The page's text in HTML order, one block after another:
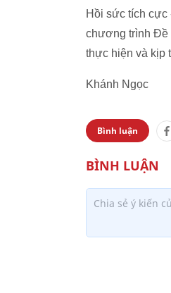
Hồi sức tích cực
chương trình Đề
thực hiện và kịp
Khánh Ngọc
Bình luận